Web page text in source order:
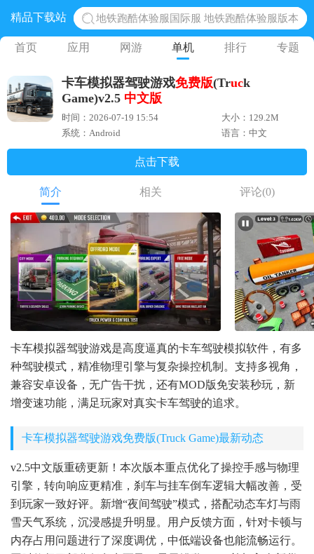
精品下载站
地铁跑酷体验服国际服 地铁跑酷体验服版本
网易光遇手游正版 点亮星空共庆周年
黎明觉醒生机腾讯正版 黎明觉醒生机国际服
蛋仔派对下载 蛋仔派对体验服
奥特曼王者传奇 正版奥特曼游戏
首页 应用 网游 单机 排行 专题
卡车模拟器驾驶游戏免费版(Truck
Game)v2.5 中文版
时间：2026-07-19 15:54
大小：129.2M
系统：Android
语言：中文
点击下载
简介 相关 评论(0)
卡车模拟器驾驶游戏是高度逼真的卡车驾驶模拟软件，有多
种驾驶模式，精准物理引擎与复杂操控机制。支持多视角，
兼容安卓设备，无广告干扰，还有MOD版免安装秒玩，新
增变速功能，满足玩家对真实卡车驾驶的追求。
卡车模拟器驾驶游戏免费版(Truck Game)最新动态
v2.5中文版重磅更新！本次版本重点优化了操控手感与物理
引擎，转向响应更精准，刹车与挂车倒车逻辑大幅改善，受
到玩家一致好评。新增“夜间驾驶”模式，搭配动态车灯与雨
雪天气系统，沉浸感提升明显。用户反馈方面，针对卡顿与
内存占用问题进行了深度调优，中低端设备也能流畅运行。